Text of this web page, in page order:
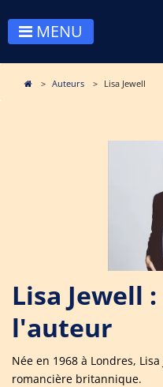
MENU
Auteurs Lisa Jewell
Lisa Jewell
l'auteur
Née en 1968 à Londres,
romancière britannique.